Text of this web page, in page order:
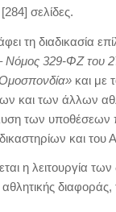
σελίδες.
τη διαδικασία
Νόμος 329-ΦΖ του
και με
και των άλλων
των υποθέσεων
και του
η λειτουργία
διαφοράς,